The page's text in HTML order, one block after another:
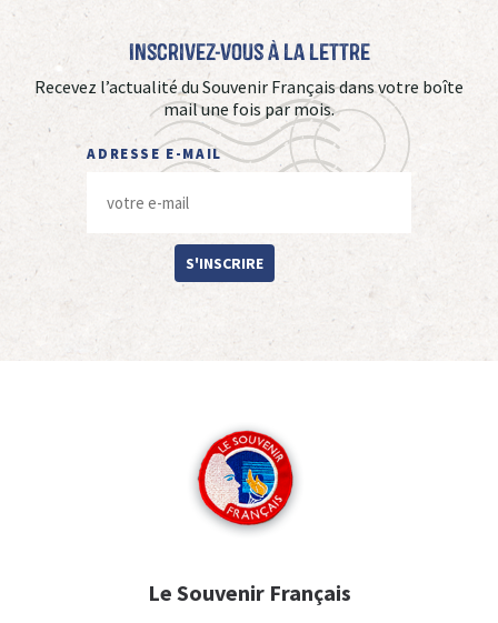
Inscrivez-vous à La Lettre
Recevez l’actualité du Souvenir Français dans votre boîte
mail une fois par mois.
ADRESSE E-MAIL
S'INSCRIRE
Le Souvenir Français